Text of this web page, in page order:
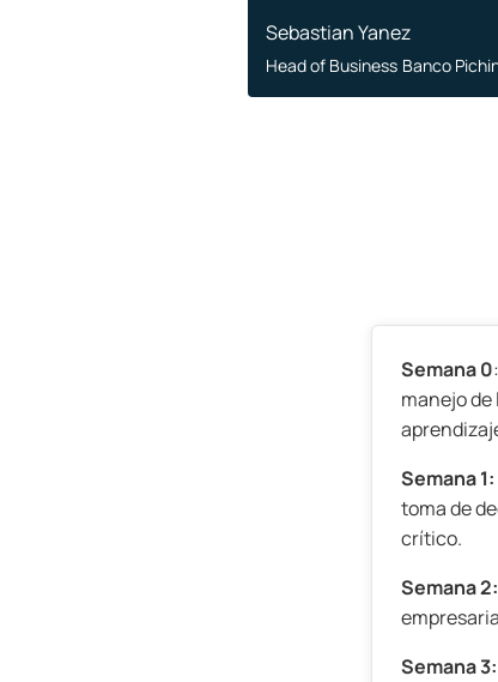
Sebastian Yanez
Head of Business Banco
Semana 0
manejo
Semana 1:
toma de
crítico.
Semana 2:
Semana 3: